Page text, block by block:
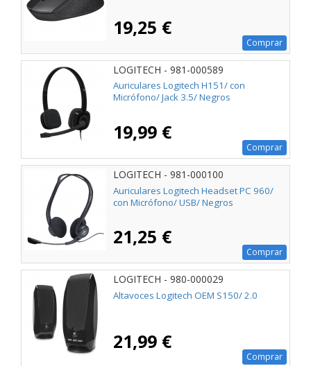
19,25 €
Comprar
LOGITECH - 981-000589
Auriculares Logitech H151/ con
Micrófono/ Jack 3.5/ Negros
19,99 €
Comprar
LOGITECH - 981-000100
Auriculares Logitech Headset PC 960/
con Micrófono/ USB/ Negros
21,25 €
Comprar
LOGITECH - 980-000029
Altavoces Logitech OEM S150/ 2.0
21,99 €
Comprar